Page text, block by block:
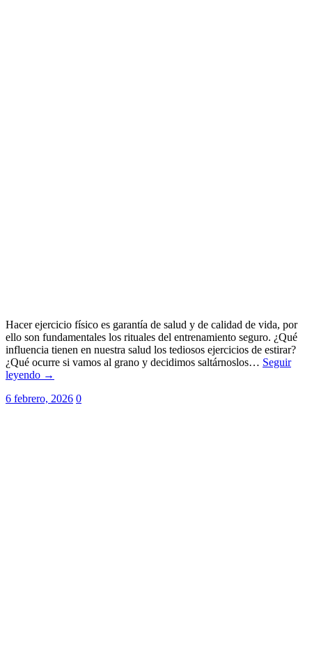
Hacer ejercicio físico es garantía de salud y de calidad de vida, por
ello son fundamentales los rituales del entrenamiento seguro. ¿Qué
influencia tienen en nuestra salud los tediosos ejercicios de estirar?
¿Qué ocurre si vamos al grano y decidimos saltárnoslos… Seguir
leyendo →
6 febrero, 2026 0